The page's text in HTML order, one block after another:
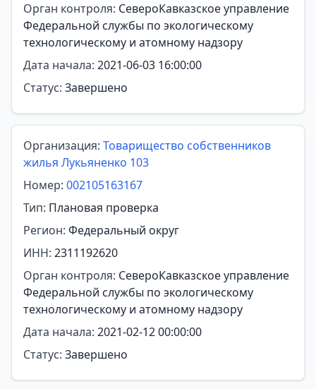
Орган контроля: СевероКавказское управление
Федеральной службы по экологическому
технологическому и атомному надзору
Дата начала: 2021-06-03 16:00:00
Статус: Завершено
Организация: Товарищество собственников
жилья Лукьяненко 103
Номер: 002105163167
Тип: Плановая проверка
Регион: Федеральный округ
ИНН: 2311192620
Орган контроля: СевероКавказское управление
Федеральной службы по экологическому
технологическому и атомному надзору
Дата начала: 2021-02-12 00:00:00
Статус: Завершено